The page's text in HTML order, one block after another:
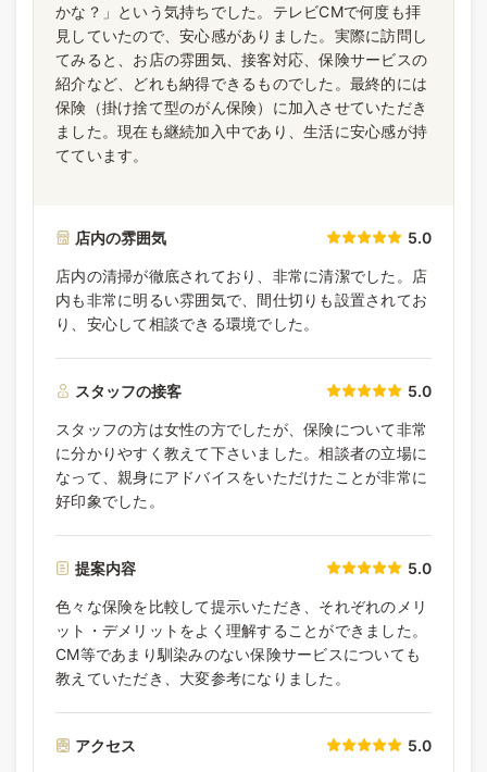
かな？」という気持ちでした。テレビCMで何度も拝
見していたので、安心感がありました。実際に訪問し
てみると、お店の雰囲気、接客対応、保険サービスの
紹介など、どれも納得できるものでした。最終的には
保険（掛け捨て型のがん保険）に加入させていただき
ました。現在も継続加入中であり、生活に安心感が持
てています。
店内の雰囲気 5.0
店内の清掃が徹底されており、非常に清潔でした。店
内も非常に明るい雰囲気で、間仕切りも設置されてお
り、安心して相談できる環境でした。
スタッフの接客 5.0
スタッフの方は女性の方でしたが、保険について非常
に分かりやすく教えて下さいました。相談者の立場に
なって、親身にアドバイスをいただけたことが非常に
好印象でした。
提案内容 5.0
色々な保険を比較して提示いただき、それぞれのメリ
ット・デメリットをよく理解することができました。
CM等であまり馴染みのない保険サービスについても
教えていただき、大変参考になりました。
アクセス 5.0